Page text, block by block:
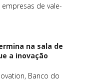
de vale-
na sala de
a inovação
Banco do